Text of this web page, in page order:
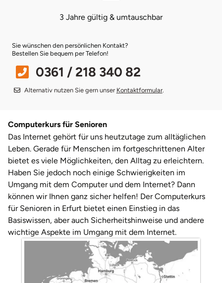
3 Jahre gültig & umtauschbar
Sie wünschen den persönlichen Kontakt?
Bestellen Sie bequem per Telefon!
0361 / 218 340 82
Alternativ nutzen Sie gern unser Kontaktformular.
Computerkurs für Senioren
Das Internet gehört für uns heutzutage zum alltäglichen
Leben. Gerade für Menschen im fortgeschrittenen Alter
bietet es viele Möglichkeiten, den Alltag zu erleichtern.
Haben Sie jedoch noch einige Schwierigkeiten im
Umgang mit dem Computer und dem Internet? Dann
können wir Ihnen ganz sicher helfen! Der Computerkurs
für Senioren in Erfurt bietet einen Einstieg in das
Basiswissen, aber auch Sicherheitshinweise und andere
wichtige Aspekte im Umgang mit dem Internet.
Bruchsal
Burghausen
Chemnitz
Cloppenburg
Coburg
Cottbus
Darmstadt
Nürnberg
Oberlausitz
Riesa
Ruhrgebiet
Strausberg (Berlin/Brandenburg)
Sömmerda
Weimar
Sonneberg
Suhl
Weimar
Weißenfels
Witterda